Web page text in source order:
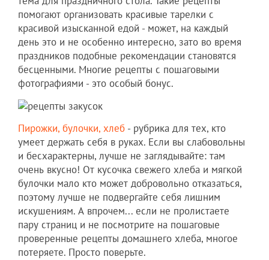
помогают организовать красивые тарелки с
красивой изысканной едой - может, на каждый
день это и не особенно интересно, зато во время
праздников подобные рекомендации становятся
бесценными. Многие рецепты с пошаговыми
фотографиями - это особый бонус.
Пирожки, булочки, хлеб - рубрика для тех, кто
умеет держать себя в руках. Если вы слабовольны
и бесхарактерны, лучше не заглядывайте: там
очень вкусно! От кусочка свежего хлеба и мягкой
булочки мало кто может добровольно отказаться,
поэтому лучше не подвергайте себя лишним
искушениям. А впрочем... если не пролистаете
пару страниц и не посмотрите на пошаговые
проверенные рецепты домашнего хлеба, многое
потеряете. Просто поверьте.